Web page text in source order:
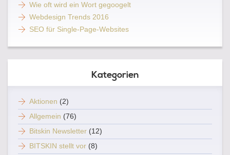
Wie oft wird ein Wort gegoogelt
Webdesign Trends 2016
SEO für Single-Page-Websites
Kategorien
Aktionen (2)
Allgemein (76)
Bitskin Newsletter (12)
BITSKIN stellt vor (8)